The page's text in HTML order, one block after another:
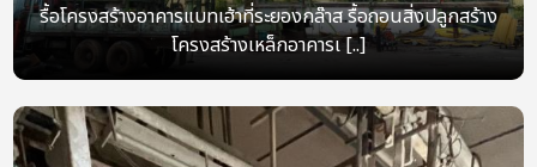
รื้อโครงสร้างอาคารแบทเฮ้าที่ระยองกล๊าส รื้อถอนสิ่งปลูกสร้าง
โครงสร้างเหล็กอาคารเ [..]